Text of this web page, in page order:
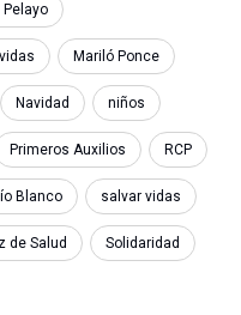
Pelayo
Mariló Ponce
Navidad niños
Primeros Auxilios RCP
Blanco salvar vidas
de Salud Solidaridad